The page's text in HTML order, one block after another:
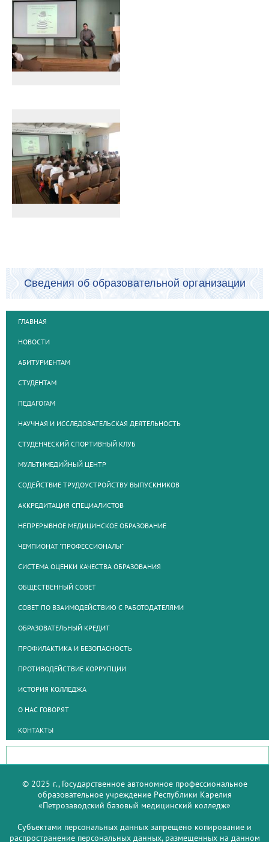
Сведения об образовательной организации
ГЛАВНАЯ
НОВОСТИ
АБИТУРИЕНТАМ
СТУДЕНТАМ
ПЕДАГОГАМ
НАУЧНАЯ И ИССЛЕДОВАТЕЛЬСКАЯ ДЕЯТЕЛЬНОСТЬ
СТУДЕНЧЕСКИЙ СПОРТИВНЫЙ КЛУБ
МУЛЬТИМЕДИЙНЫЙ ЦЕНТР
СОДЕЙСТВИЕ ТРУДОУСТРОЙСТВУ ВЫПУСКНИКОВ
АККРЕДИТАЦИЯ СПЕЦИАЛИСТОВ
НЕПРЕРЫВНОЕ МЕДИЦИНСКОЕ ОБРАЗОВАНИЕ
ЧЕМПИОНАТ "ПРОФЕССИОНАЛЫ"
СИСТЕМА ОЦЕНКИ КАЧЕСТВА ОБРАЗОВАНИЯ
ОБЩЕСТВЕННЫЙ СОВЕТ
СОВЕТ ПО ВЗАИМОДЕЙСТВИЮ С РАБОТОДАТЕЛЯМИ
ОБРАЗОВАТЕЛЬНЫЙ КРЕДИТ
ПРОФИЛАКТИКА И БЕЗОПАСНОСТЬ
ПРОТИВОДЕЙСТВИЕ КОРРУПЦИИ
ИСТОРИЯ КОЛЛЕДЖА
О НАС ГОВОРЯТ
КОНТАКТЫ
© 2025 г., Государственное автономное профессиональное
образовательное учреждение Республики Карелия
«Петрозаводский базовый медицинский колледж»
Субъектами персональных данных запрещено копирование и
распространение персональных данных, размещенных на данном